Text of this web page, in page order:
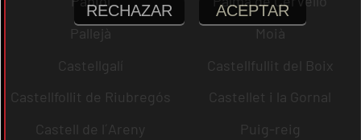
Pallejà
Moià
Castellgalí
Castellfullit del Boix
Castellfollit de Riubregós
Castellet i la Gornal
Castell de l´Areny
Puig-reig
RECHAZAR ACEPTAR